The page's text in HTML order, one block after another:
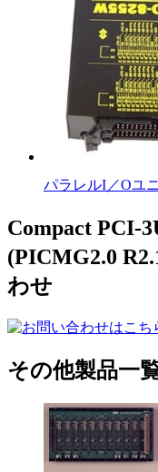
パラレルI／Oユ
Compact PCI-
(PICMG2.0
わせ
その他製品一